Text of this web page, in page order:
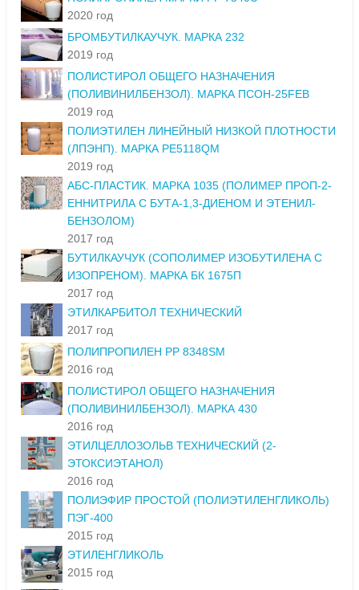
2020 год
БРОМБУТИЛКАУЧУК. МАРКА 232
2019 год
ПОЛИСТИРОЛ ОБЩЕГО НАЗНАЧЕНИЯ
(ПОЛИВИНИЛБЕНЗОЛ). МАРКА ПСОН-25FEB
2019 год
ПОЛИЭТИЛЕН ЛИНЕЙНЫЙ НИЗКОЙ ПЛОТНОСТИ
(ЛПЭНП). МАРКА РЕ5118QM
2019 год
АБС-ПЛАСТИК. МАРКА 1035 (ПОЛИМЕР ПРОП-2-
ЕННИТРИЛА С БУТА-1,3-ДИЕНОМ И ЭТЕНИЛ-
БЕНЗОЛОМ)
2017 год
БУТИЛКАУЧУК (СОПОЛИМЕР ИЗОБУТИЛЕНА С
ИЗОПРЕНОМ). МАРКА БК 1675П
2017 год
ЭТИЛКАРБИТОЛ ТЕХНИЧЕСКИЙ
2017 год
ПОЛИПРОПИЛЕН РР 8348SM
2016 год
ПОЛИСТИРОЛ ОБЩЕГО НАЗНАЧЕНИЯ
(ПОЛИВИНИЛБЕНЗОЛ). МАРКА 430
2016 год
ЭТИЛЦЕЛЛОЗОЛЬВ ТЕХНИЧЕСКИЙ (2-
ЭТОКСИЭТАНОЛ)
2016 год
ПОЛИЭФИР ПРОСТОЙ (ПОЛИЭТИЛЕНГЛИКОЛЬ)
ПЭГ-400
2015 год
ЭТИЛЕНГЛИКОЛЬ
2015 год